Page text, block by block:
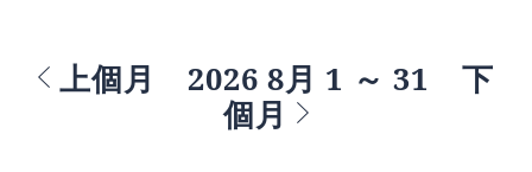
上個月 2026 8月 1 ～ 31
下
個月